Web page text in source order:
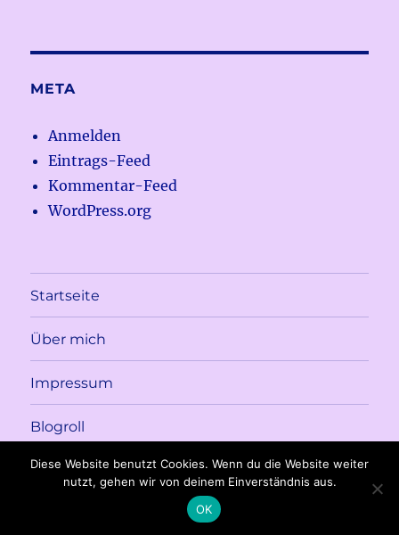
META
Anmelden
Eintrags-Feed
Kommentar-Feed
WordPress.org
Startseite
Über mich
Impressum
Blogroll
Meine kleine Genusswekstatt
Stolz präsentiert von
Diese Website benutzt Cookies. Wenn du die Website weiter
nutzt, gehen wir von deinem Einverständnis aus.
OK